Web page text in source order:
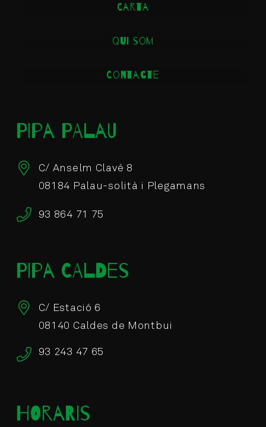
Carta
Qui som
Contacte
PIPA PALAU
C/ Anselm Clavé 8
08184 Palau-solità i Plegamans
93 864 71 75
PIPA CALDES
C/ Estació 6
08140 Caldes de Montbui
93 243 47 65
HORARIS